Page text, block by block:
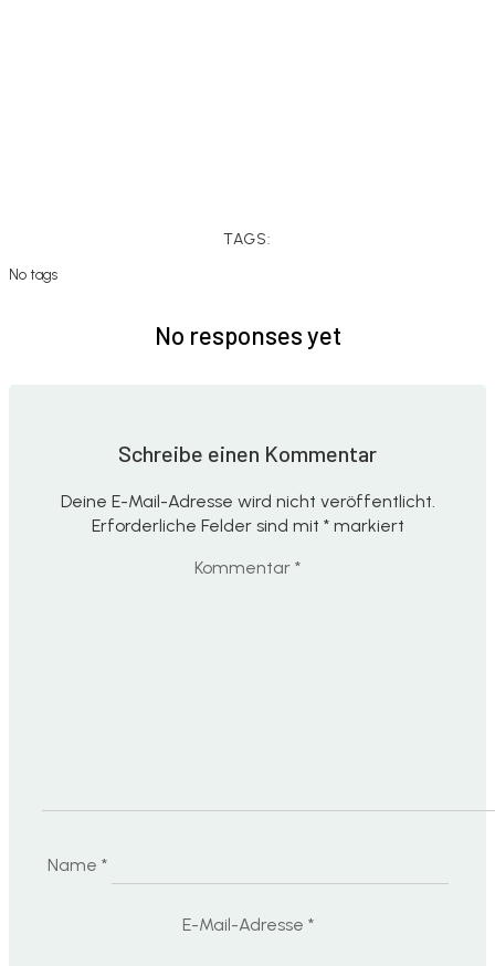
TAGS:
No tags
No responses yet
Schreibe einen Kommentar
Deine E-Mail-Adresse wird nicht veröffentlicht.
Erforderliche Felder sind mit *markiert
Kommentar *
Name *
E-Mail-Adresse *